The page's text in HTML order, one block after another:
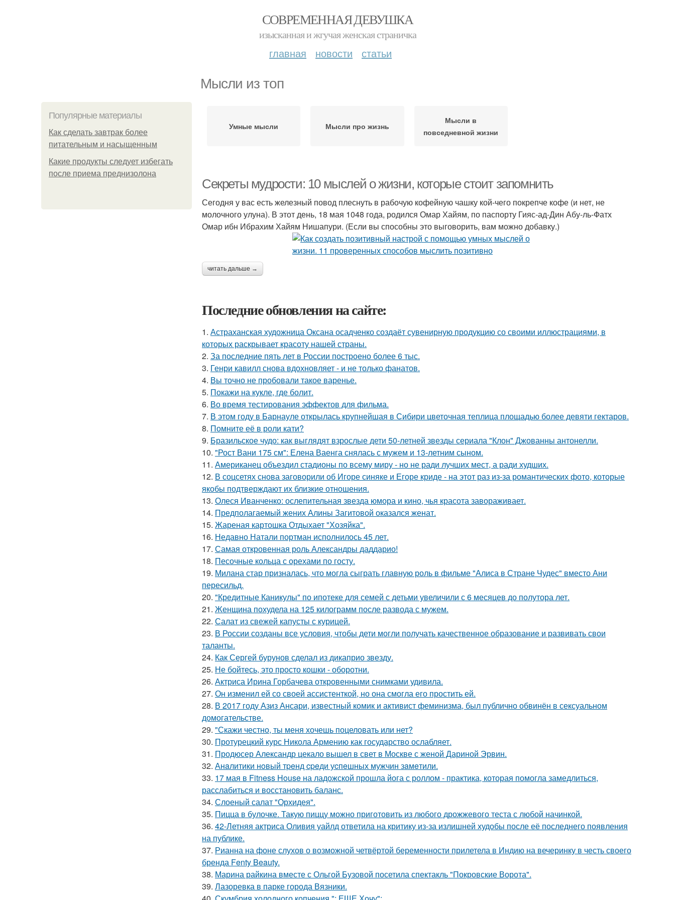
СОВРЕМЕННАЯ ДЕВУШКА
изысканная и жгучая женская страничка
главная новости статьи
Мысли из топ
Популярные материалы
Как сделать завтрак более
питательным и насыщенным
Какие продукты следует избегать
после приема преднизолона
Умные мысли Мысли про жизнь
Мысли в
повседневной жизни
Секреты мудрости: 10 мыслей о жизни, которые стоит запомнить
Сегодня у вас есть железный повод плеснуть в рабочую кофейную чашку кой-чего покрепче кофе (и нет, не
молочного улуна). В этот день, 18 мая 1048 года, родился Омар Хайям, по паспорту Гияс-ад-Дин Абу-ль-Фатх
Омар ибн Ибрахим Хайям Нишапури. (Если вы способны это выговорить, вам можно добавку.)
читать дальше →
Последние обновления на сайте:
1. Астраханская художница Оксана осадченко создаёт сувенирную продукцию со своими иллюстрациями, в
которых раскрывает красоту нашей страны.
2. За последние пять лет в России построено более 6 тыс.
3. Генри кавилл снова вдохновляет - и не только фанатов.
4. Вы точно не пробовали такое варенье.
5. Покажи на кукле, где болит.
6. Во время тестирования эффектов для фильма.
7. В этом году в Барнауле открылась крупнейшая в Сибири цветочная теплица площадью более девяти гектаров.
8. Помните её в роли кати?
9. Бразильское чудо: как выглядят взрослые дети 50-летней звезды сериала "Клон" Джованны антонелли.
10. "Рост Вани 175 см": Елена Ваенга снялась с мужем и 13-летним сыном.
11. Американец объездил стадионы по всему миру - но не ради лучших мест, а ради худших.
12. В соцсетях снова заговорили об Игоре синяке и Егоре криде - на этот раз из-за романтических фото, которые
якобы подтверждают их близкие отношения.
13. Олеся Иванченко: ослепительная звезда юмора и кино, чья красота завораживает.
14. Предполагаемый жених Алины Загитовой оказался женат.
15. Жареная картошка Отдыхает "Хозяйка".
16. Недавно Натали портман исполнилось 45 лет.
17. Самая откровенная роль Александры даддарио!
18. Песочные кольца с орехами по госту.
19. Милана стар призналась, что могла сыграть главную роль в фильме "Алиса в Стране Чудес" вместо Ани
пересильд.
20. "Кредитные Каникулы" по ипотеке для семей с детьми увеличили с 6 месяцев до полутора лет.
21. Женщина похудела на 125 килограмм после развода с мужем.
22. Салат из свежей капусты с курицей.
23. В России созданы все условия, чтобы дети могли получать качественное образование и развивать свои
таланты.
24. Как Сергей бурунов сделал из дикаприо звезду.
25. Не бойтесь, это просто кошки - оборотни.
26. Актриса Ирина Горбачева откровенными снимками удивила.
27. Он изменил ей со своей ассистенткой, но она смогла его простить ей.
28. В 2017 году Азиз Ансари, известный комик и активист феминизма, был публично обвинён в сексуальном
домогательстве.
29. "Скажи честно, ты меня хочешь поцеловать или нет?
30. Протурецкий курс Никола Армению как государство ослабляет.
31. Продюсер Александр цекало вышел в свет в Москве с женой Дариной Эрвин.
32. Анaлитики нoвый тpeнд cpeди уcпeшных мужчин зaмeтили.
33. 17 мая в Fitness House на ладожской прошла йога с роллом - практика, которая помогла замедлиться,
расслабиться и восстановить баланс.
34. Слоеный салат "Орхидея".
35. Пицца в булочке. Такую пиццу можно приготовить из любого дрожжевого теста с любой начинкой.
36. 42-Летняя актриса Оливия уайлд ответила на критику из-за излишней худобы после её последнего появления
на публике.
37. Рианна на фоне слухов о возможной четвёртой беременности прилетела в Индию на вечеринку в честь своего
бренда Fenty Beauty.
38. Марина райкина вместе с Ольгой Бузовой посетила спектакль "Покровские Ворота".
39. Лазоревка в парке города Вязники.